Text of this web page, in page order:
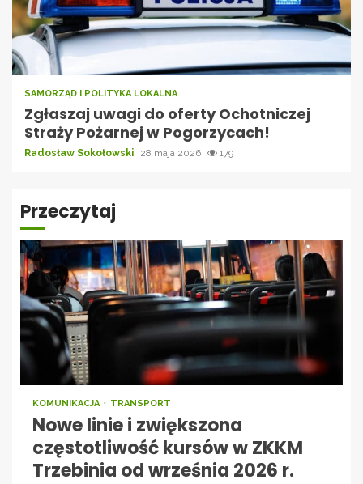
SAMORZĄD I POLITYKA LOKALNA
Zgłaszaj uwagi do oferty Ochotniczej
Straży Pożarnej w Pogorzycach!
Radosław Sokołowski 28 maja 2026 179
Przeczytaj
KOMUNIKACJA TRANSPORT
Nowe linie i zwiększona
częstotliwość kursów w ZKKM
Trzebinia od września 2026 r.